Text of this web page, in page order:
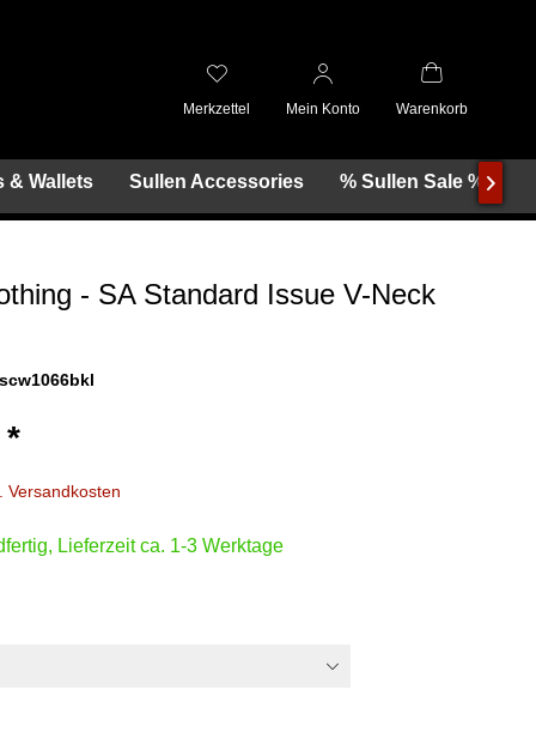
Merkzettel Mein Konto Warenkorb
& Wallets Sullen Accessories % Sullen Sale % 
- SA Standard Issue V-Neck
scw1066bkl
*
Versandkosten
Lieferzeit ca. 1-3 Werktage